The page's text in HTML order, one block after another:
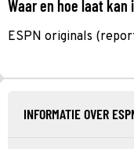
Waar en hoe laat
ESPN originals
INFORMATIE OVER